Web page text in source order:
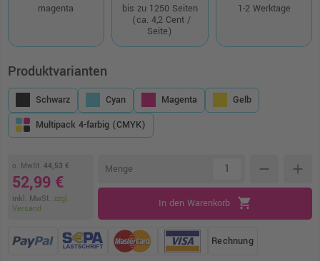
magenta
bis zu 1250 Seiten
(ca. 4,2 Cent /
Seite)
1-2 Werktage
Produktvarianten
Schwarz Cyan Magenta
Gelb
Multipack 4-farbig (CMYK)
o. MwSt. 44,53 €
52,99 €
inkl. MwSt. zzgl.
Versand
Menge remove add
In den Warenkorb shopping_cart
Rechnung